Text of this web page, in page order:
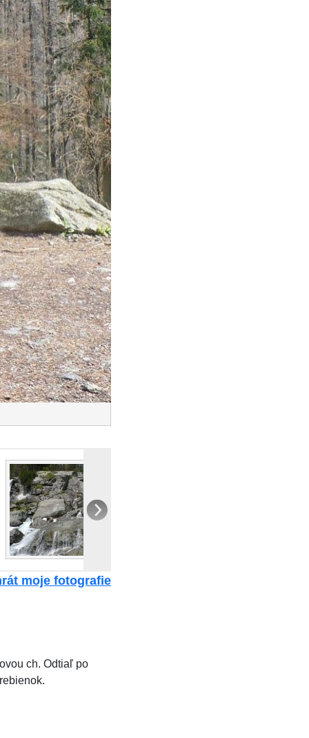
moje fotografie
ch. Odtiaľ po